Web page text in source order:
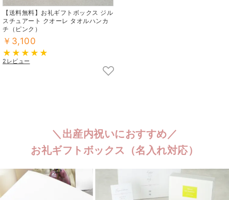
【送料無料】お礼ギフトボックス ジル
スチュアート クオーレ タオルハンカ
チ（ピンク）
￥3,100
2レビュー
＼出産内祝いにおすすめ／
お礼ギフトボックス（名入れ対応）